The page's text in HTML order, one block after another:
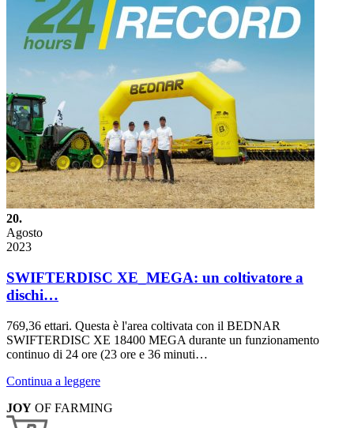
20.
Agosto
2023
SWIFTERDISC XE_MEGA: un coltivatore a
dischi…
769,36 ettari. Questa è l'area coltivata con il BEDNAR
SWIFTERDISC XE 18400 MEGA durante un funzionamento
continuo di 24 ore (23 ore e 36 minuti…
Continua a leggere
JOY OF FARMING